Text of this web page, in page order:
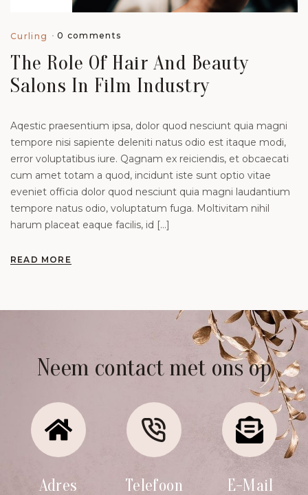
Curling 0 comments
The Role Of Hair And Beauty
Salons In Film Industry
Aqestic praesentium ipsa, dolor quod nesciunt quia magni
tempore nisi sapiente deleniti natus odio est itaque modi,
error voluptatibus iure. Qagnam ex reiciendis, et obcaecati
cum amet totam a quod, incidunt iste sunt optio vitae
eveniet officia dolor quod nesciunt quia magni laudantium
tempore natus odio, voluptatum fuga. Moltivitam nihil
harum placeat eaque facilis, id […]
READ MORE
Neem contact met ons op
Adres Telefoon E-Mail